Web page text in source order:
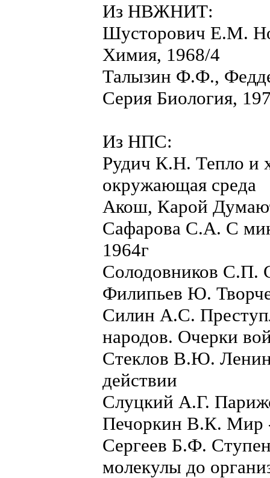
Из НВЖНИТ:
Шусторович Е.М.
Химия, 1968/4
Талызин Ф.Ф.,
Серия Биология,
Из НПС:
Рудич К.Н. Тепло и
окружающая среда
Акош, Карой
Сафарова С.А. С
1964г
Солодовников С.П.
Филипьев Ю.
Силин А.С.
народов. Очерки
Стеклов В.Ю.
действии
Слуцкий А.Г.
Печоркин В.К. Мир
Сергеев Б.Ф.
молекулы до